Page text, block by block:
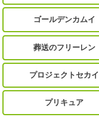
ゴールデンカムイ
葬送のフリーレン
プロジェクトセカイ
プリキュア